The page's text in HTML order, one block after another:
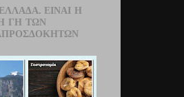
ΕΊΝΑΙ Η
ΓΗ ΤΩΝ